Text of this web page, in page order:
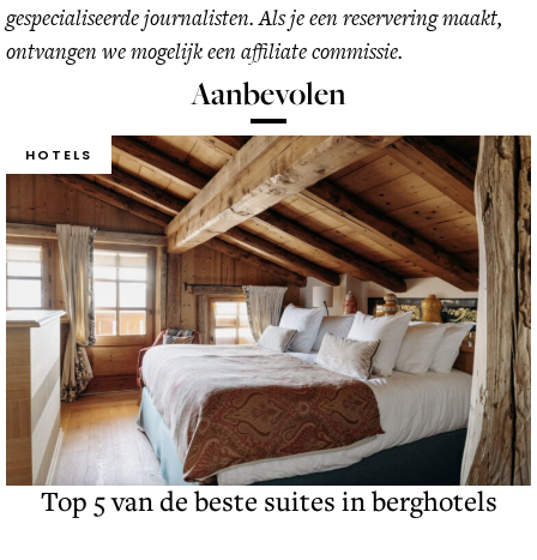
gespecialiseerde journalisten. Als je een reservering maakt,
ontvangen we mogelijk een affiliate commissie.
Aanbevolen
HOTELS
Top 5 van de beste suites in berghotels